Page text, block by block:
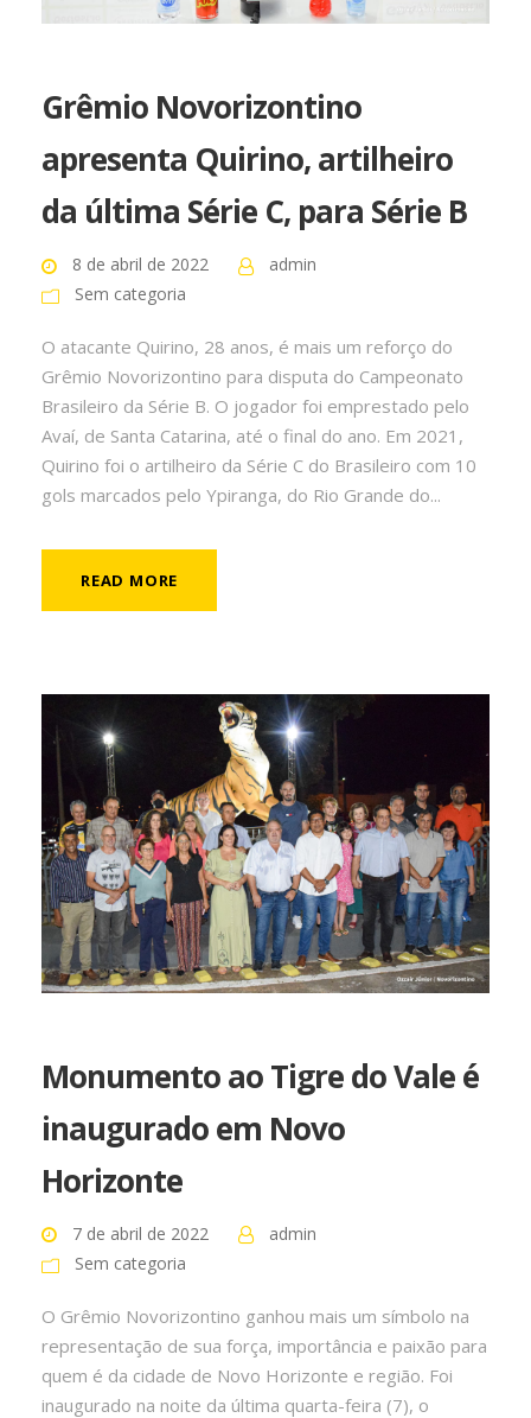
Grêmio Novorizontino
apresenta Quirino, artilheiro
da última Série C, para Série B
8 de abril de 2022
admin
Sem categoria
O atacante Quirino, 28 anos, é mais um reforço do
Grêmio Novorizontino para disputa do Campeonato
Brasileiro da Série B. O jogador foi emprestado pelo
Avaí, de Santa Catarina, até o final do ano. Em 2021,
Quirino foi o artilheiro da Série C do Brasileiro com 10
gols marcados pelo Ypiranga, do Rio Grande do...
READ MORE
Monumento ao Tigre do Vale é
inaugurado em Novo
Horizonte
7 de abril de 2022
admin
Sem categoria
O Grêmio Novorizontino ganhou mais um símbolo na
representação de sua força, importância e paixão para
quem é da cidade de Novo Horizonte e região. Foi
inaugurado na noite da última quarta-feira (7), o